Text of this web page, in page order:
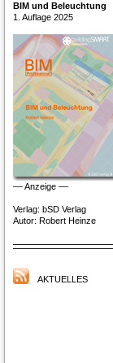
BIM und Beleuchtung
1. Auflage 2025
–– Anzeige ––
Verlag: bSD Verlag
Autor: Robert Heinze
AKTUELLES